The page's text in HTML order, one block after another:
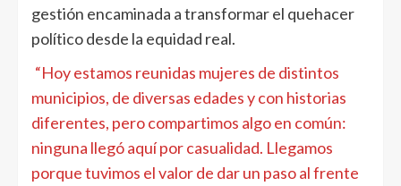
gestión encaminada a transformar el quehacer
político desde la equidad real.
“Hoy estamos reunidas mujeres de distintos
municipios, de diversas edades y con historias
diferentes, pero compartimos algo en común:
ninguna llegó aquí por casualidad. Llegamos
porque tuvimos el valor de dar un paso al frente